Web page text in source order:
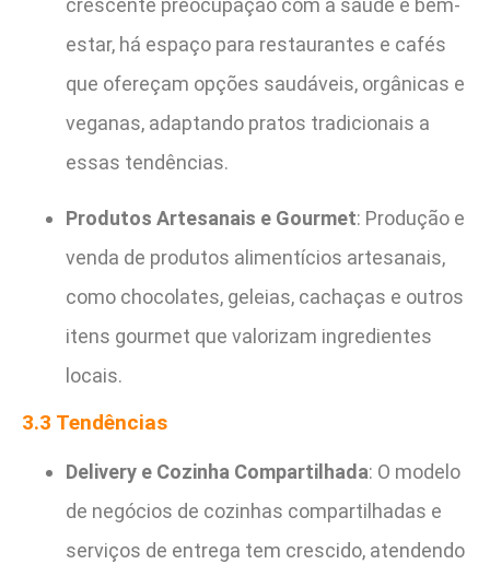
crescente preocupação com a saúde e bem-
estar, há espaço para restaurantes e cafés
que ofereçam opções saudáveis, orgânicas e
veganas, adaptando pratos tradicionais a
essas tendências.
Produtos Artesanais e Gourmet: Produção e
venda de produtos alimentícios artesanais,
como chocolates, geleias, cachaças e outros
itens gourmet que valorizam ingredientes
locais.
3.3 Tendências
Delivery e Cozinha Compartilhada: O modelo
de negócios de cozinhas compartilhadas e
serviços de entrega tem crescido, atendendo